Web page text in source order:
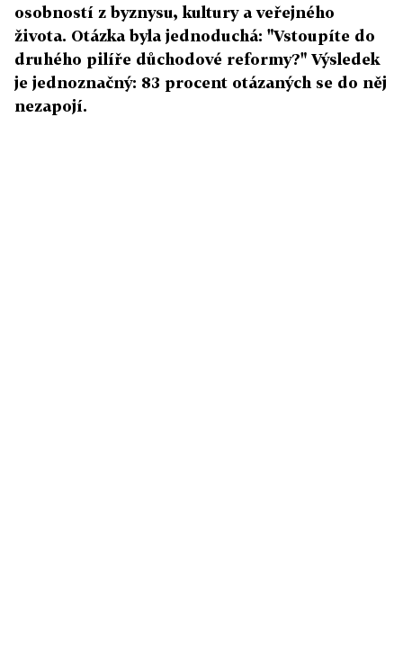
osobností z byznysu, kultury a veřejného
života. Otázka byla jednoduchá: "Vstoupíte do
druhého pilíře důchodové reformy?" Výsledek
je jednoznačný: 83 procent otázaných se do něj
nezapojí.